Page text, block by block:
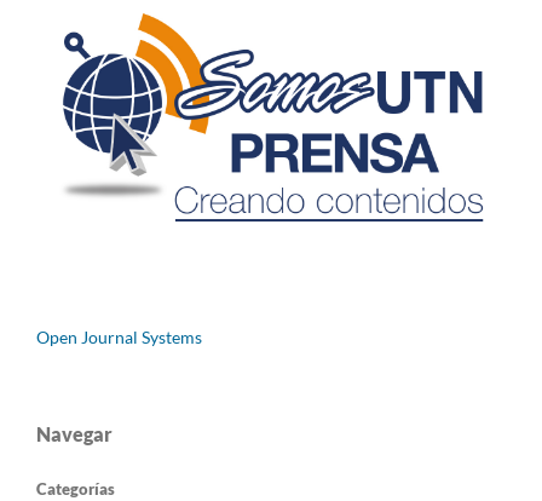
Open Journal Systems
Navegar
Categorías